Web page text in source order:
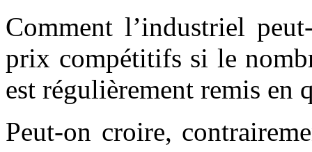
Comment l’industriel
prix compétitifs si le
est régulièrement remis en
Peut-on croire,